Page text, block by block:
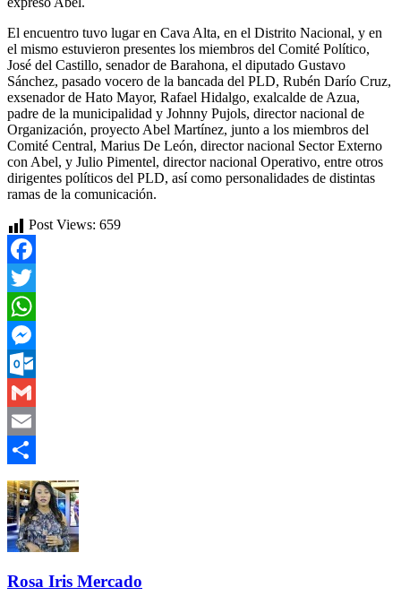
El encuentro tuvo lugar en Cava Alta, en el Distrito Nacional, y en
el mismo estuvieron presentes los miembros del Comité Político,
José del Castillo, senador de Barahona, el diputado Gustavo
Sánchez, pasado vocero de la bancada del PLD, Rubén Darío Cruz,
exsenador de Hato Mayor, Rafael Hidalgo, exalcalde de Azua,
padre de la municipalidad y Johnny Pujols, director nacional de
Organización, proyecto Abel Martínez, junto a los miembros del
Comité Central, Marius De León, directornacional Sector Externo
con Abel, y Julio Pimentel, director nacional Operativo, entre otros
dirigentes políticos del PLD, así como personalidades de distintas
ramas de la comunicación.
Post Views: 659
Facebook
Twitter
WhatsApp
Messenger
Outlook.com
Gmail
Email
Compartir
Rosa Iris Mercado